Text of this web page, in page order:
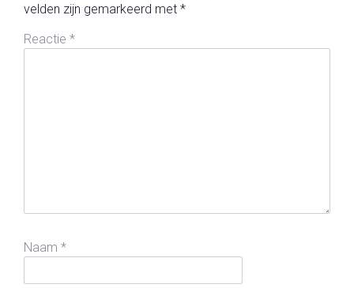
velden zijn gemarkeerd met *
Reactie *
Naam *